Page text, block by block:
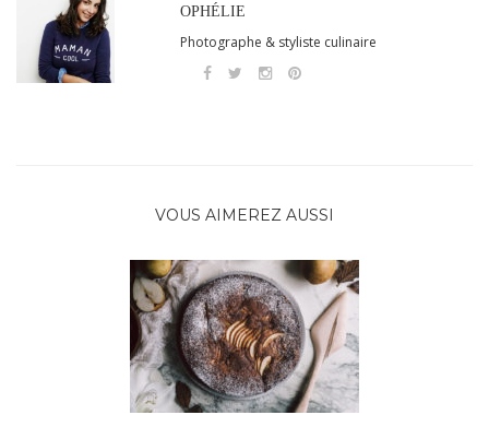
OPHÉLIE
Photographe & styliste culinaire
VOUS AIMEREZ AUSSI